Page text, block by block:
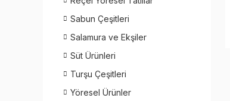
Sabun Çeşitleri
Salamura ve Ekşiler
Süt Ürünleri
Turşu Çeşitleri
Yöresel Ürünler